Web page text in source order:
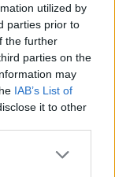
utilized by
parties prior to
the further
parties on the
may
IAB’s List of
it to other
kāds bija
modes
un